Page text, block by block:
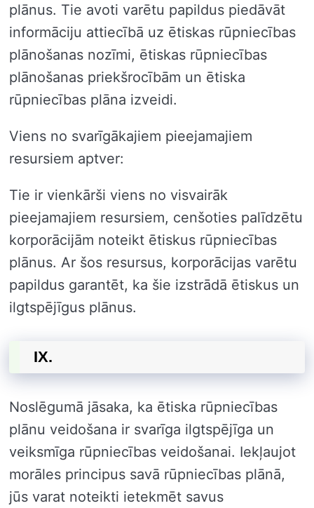
plānus. Tie avoti varētu papildus piedāvāt
informāciju attiecībā uz ētiskas rūpniecības
plānošanas nozīmi, ētiskas rūpniecības
plānošanas priekšrocībām un ētiska
rūpniecības plāna izveidi.
Viens no svarīgākajiem pieejamajiem
resursiem aptver:
Tie ir vienkārši viens no visvairāk
pieejamajiem resursiem, cenšoties palīdzētu
korporācijām noteikt ētiskus rūpniecības
plānus. Ar šos resursus, korporācijas varētu
papildus garantēt, ka šie izstrādā ētiskus un
ilgtspējīgus plānus.
IX.
Noslēgumā jāsaka, ka ētiska rūpniecības
plānu veidošana ir svarīga ilgtspējīga un
veiksmīga rūpniecības veidošanai. Iekļaujot
morāles principus savā rūpniecības plānā,
jūs varat noteikti ietekmēt savus